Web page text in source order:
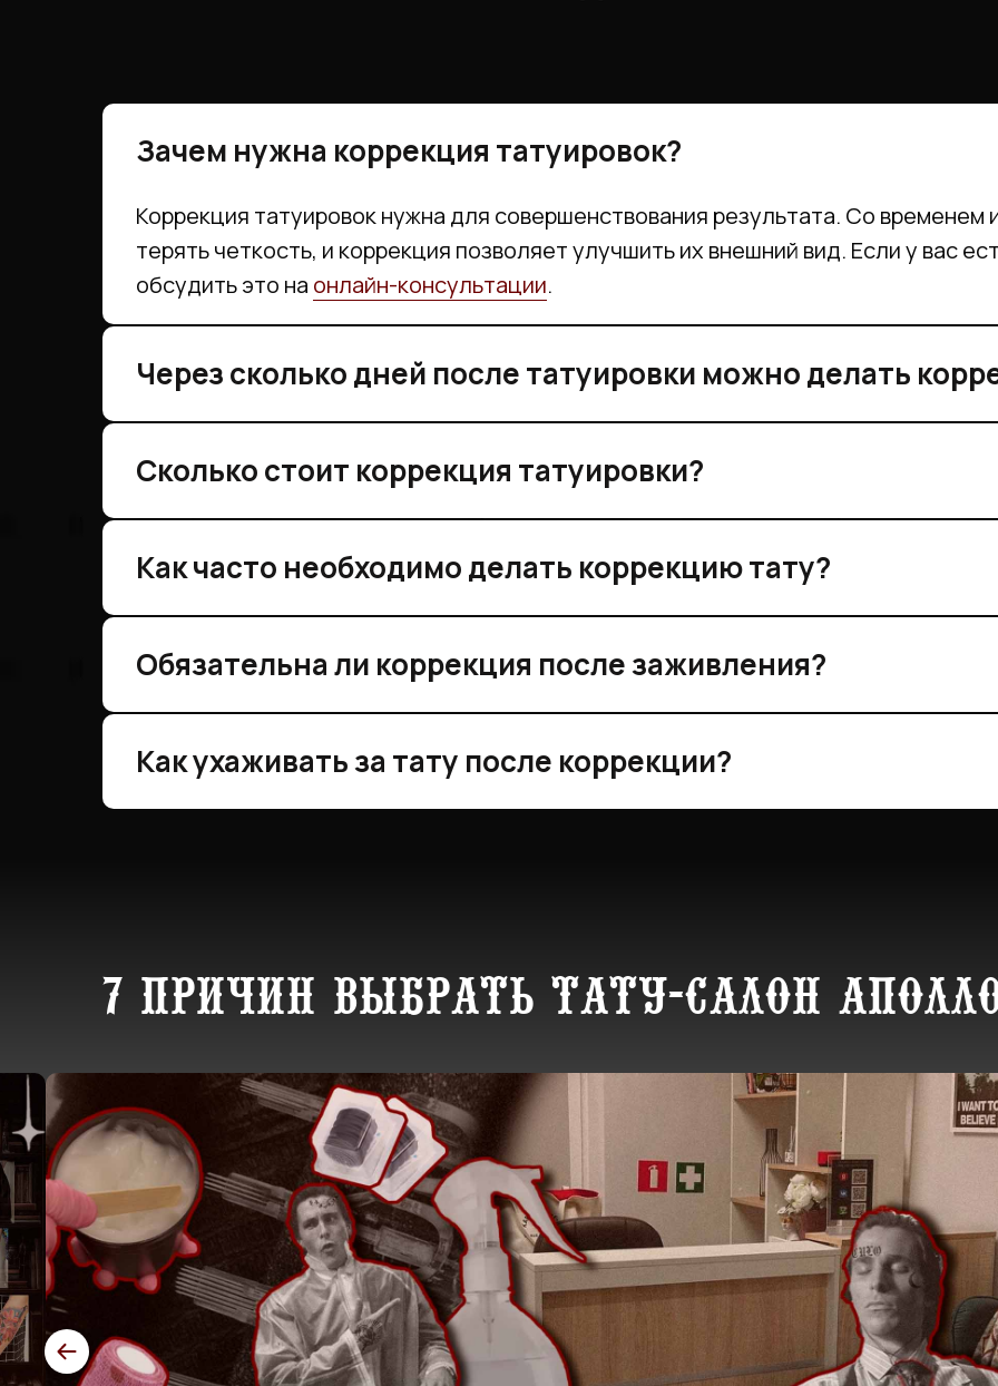
Зачем нужна коррекция татуировок?
Коррекция татуировок нужна для совершенствования результата. Со временем
терять четкость, и коррекция позволяет улучшить их внешний вид. Если у вас
обсудить это на онлайн-консультации.
Через сколько дней после татуировки можно делать
Сколько стоит коррекция татуировки?
Как часто необходимо делать коррекцию тату?
Обязательна ли коррекция после заживления?
Как ухаживать за тату после коррекции?
7 причин выбрать тату-салон